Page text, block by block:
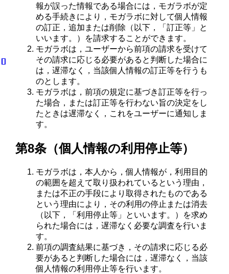
報が誤った情報である場合には，モガラボが定
める手続きにより，モガラボに対して個人情報
の訂正，追加または削除（以下，「訂正等」と
いいます。）を請求することができます。
モガラボは，ユーザーから前項の請求を受けて
その請求に応じる必要があると判断した場合に
は，遅滞なく，当該個人情報の訂正等を行うも
のとします。
モガラボは，前項の規定に基づき訂正等を行っ
た場合，または訂正等を行わない旨の決定をし
たときは遅滞なく，これをユーザーに通知しま
す。
第8条（個人情報の利用停止等）
モガラボは，本人から，個人情報が，利用目的
の範囲を超えて取り扱われているという理由，
または不正の手段により取得されたものである
という理由により，その利用の停止または消去
（以下，「利用停止等」といいます。）を求め
られた場合には，遅滞なく必要な調査を行いま
す。
前項の調査結果に基づき，その請求に応じる必
要があると判断した場合には，遅滞なく，当該
個人情報の利用停止等を行います。